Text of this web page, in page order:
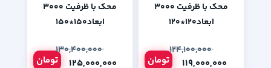
محک با ظرفیت 3000
ابعاد120*120
۱۲۴,۱۰۰,۰۰۰
تومان
محک با ظرفیت 3000
ابعاد150*150
۱۳۰,۴۰۰,۰۰۰
تومان